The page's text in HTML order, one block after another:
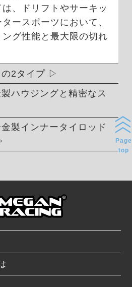
、ドリフトやサーキッ
ースポーツにおいて、
グ性能と最大限の切れ
2タイプ
ハウジングと精密なス
製インナータイロッド
Page
top